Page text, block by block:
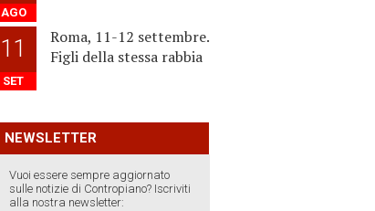
AGO
11
SET
Roma, 11-12 settembre.
Figli della stessa rabbia
NEWSLETTER
Vuoi essere sempre aggiornato
sulle notizie di Contropiano? Iscriviti
alla nostra newsletter: